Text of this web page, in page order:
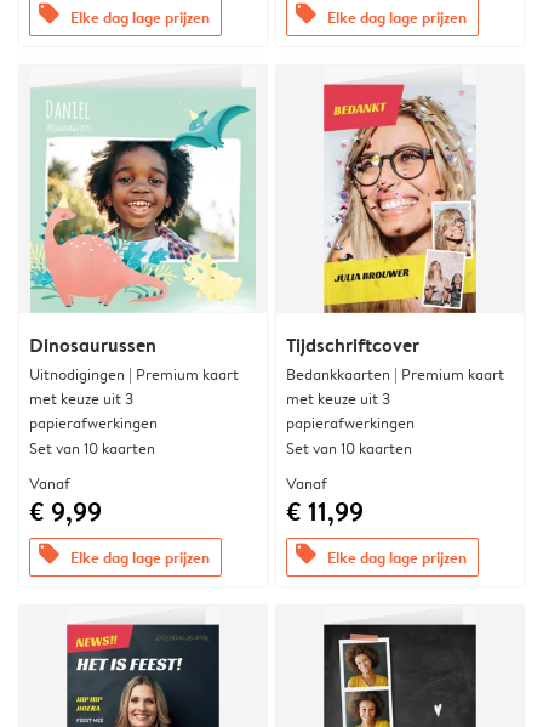
offers Elke dag lage prijzen offers Elke dag lage prijzen
Dinosaurussen
Uitnodigingen | Premium kaart
met keuze uit 3
papierafwerkingen
Set van 10 kaarten
Vanaf
€ 9,99
offers Elke dag lage prijzen
Tijdschriftcover
Bedankkaarten | Premium kaart
met keuze uit 3
papierafwerkingen
Set van 10 kaarten
Vanaf
€ 11,99
offers Elke dag lage prijzen